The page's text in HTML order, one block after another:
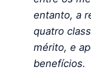
entanto, a
quatro
mérito, e
benefícios.